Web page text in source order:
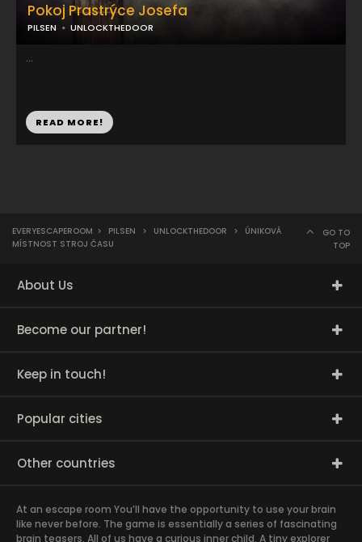
Pokoj Prastrýce Josefa
PILSEN UNLOCKTHEDOOR
...
READ MORE!
EVERYESCAPEROOM > PILSEN > UNLOCKTHEDOOR >
ÚNIKOVÁ
MÍSTNOST STROJ ČASU
GO TO
TOP
About Us
Become our partner!
Keep in touch!
Popular cities
Other countries
At an escape room You’ll have the opportunity to use your brain
like never before. The game is essentially a series of fascinating
brain teasers. All of us have a curious inner child. A tiny explorer